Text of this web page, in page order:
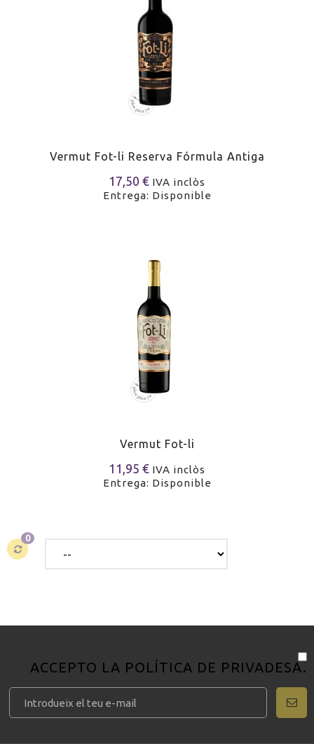
Vermut Fot-li Reserva Fórmula Antiga
17,50 € IVA inclòs
Entrega: Disponible
Vermut Fot-li
11,95 € IVA inclòs
Entrega: Disponible
0
ACCEPTO LA POLÍTICA DE PRIVADESA.